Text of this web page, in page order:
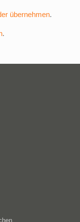
übernehmen.
.